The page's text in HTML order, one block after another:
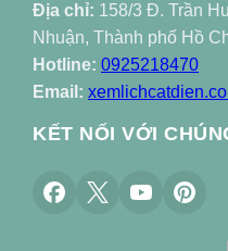
Địa chỉ: 158/3 Đ. Trần
Nhuận, Thành phố Hồ
Hotline: 0925218470
Email:
KẾT NỐI VỚI